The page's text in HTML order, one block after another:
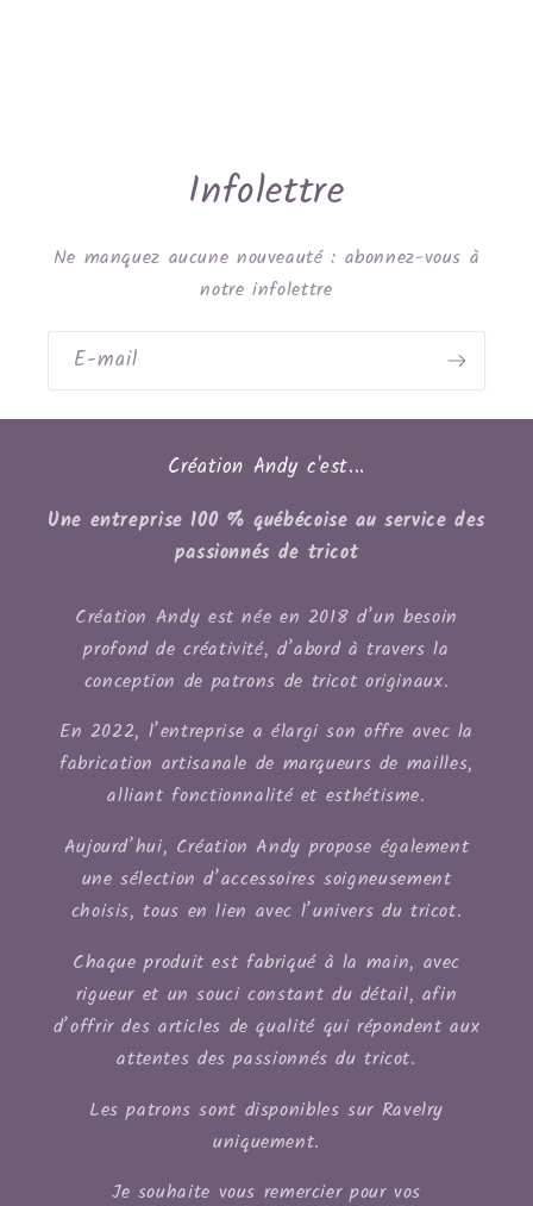
Infolettre
Ne manquez aucune nouveauté : abonnez-vous à
notre infolettre
E-mail
Création Andy c'est...
Une entreprise 100 % québécoise au service des
passionnés de tricot
Création Andy est née en 2018 d’un besoin
profond de créativité, d’abord à travers la
conception de patrons de tricot originaux.
En 2022, l’entreprise a élargi son offre avec la
fabrication artisanale de marqueurs de mailles,
alliant fonctionnalité et esthétisme.
Aujourd’hui, Création Andy propose également
une sélection d’accessoires soigneusement
choisis, tous en lien avec l’univers du tricot.
Chaque produit est fabriqué à la main, avec
rigueur et un souci constant du détail, afin
d’offrir des articles de qualité qui répondent aux
attentes des passionnés du tricot.
Les patrons sont disponibles sur Ravelry
uniquement.
Je souhaite vous remercier pour vos